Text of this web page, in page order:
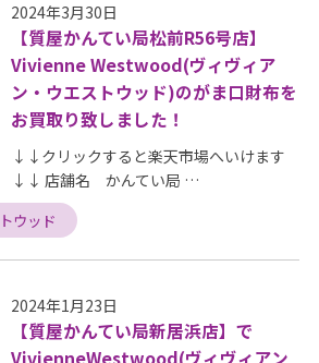
2024年3月30日
【質屋かんてい局松前R56号店】
Vivienne Westwood(ヴィヴィア
ン・ウエストウッド)のがま口財布を
お買取り致しました！
↓↓クリックすると楽天市場へいけます
↓↓ 店舗名 かんてい局 …
ウッド
2024年1月23日
【質屋かんてい局新居浜店】で